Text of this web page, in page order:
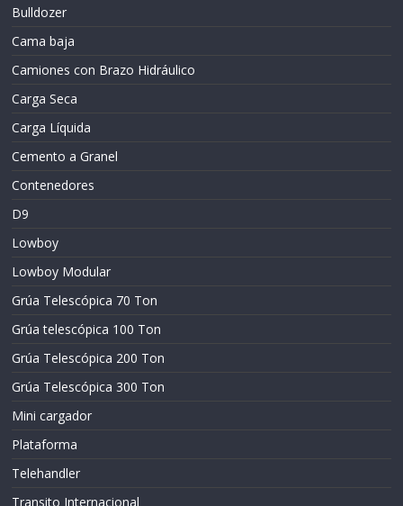
Bulldozer
Cama baja
Camiones con Brazo Hidráulico
Carga Seca
Carga Líquida
Cemento a Granel
Contenedores
D9
Lowboy
Lowboy Modular
Grúa Telescópica 70 Ton
Grúa telescópica 100 Ton
Grúa Telescópica 200 Ton
Grúa Telescópica 300 Ton
Mini cargador
Plataforma
Telehandler
Transito Internacional